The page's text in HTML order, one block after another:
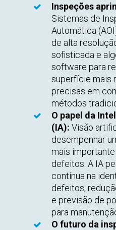
Inspeções
Sistemas de
Automática
de alta
sofisticada e
software para
superfície mais
precisas em
métodos
O papel da
(IA): Visão
desempenhar
mais
defeitos. A IA
contínua na
defeitos,
e previsão de
para
O futuro da